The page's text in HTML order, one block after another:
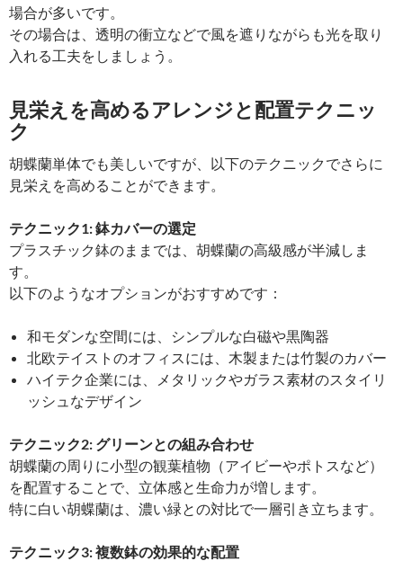
場合が多いです。
その場合は、透明の衝立などで風を遮りながらも光を取り
入れる工夫をしましょう。
見栄えを高めるアレンジと配置テクニッ
ク
胡蝶蘭単体でも美しいですが、以下のテクニックでさらに
見栄えを高めることができます。
テクニック1: 鉢カバーの選定
プラスチック鉢のままでは、胡蝶蘭の高級感が半減しま
す。
以下のようなオプションがおすすめです：
和モダンな空間には、シンプルな白磁や黒陶器
北欧テイストのオフィスには、木製または竹製のカバー
ハイテク企業には、メタリックやガラス素材のスタイリ
ッシュなデザイン
テクニック2: グリーンとの組み合わせ
胡蝶蘭の周りに小型の観葉植物（アイビーやポトスなど）
を配置することで、立体感と生命力が増します。
特に白い胡蝶蘭は、濃い緑との対比で一層引き立ちます。
テクニック3: 複数鉢の効果的な配置